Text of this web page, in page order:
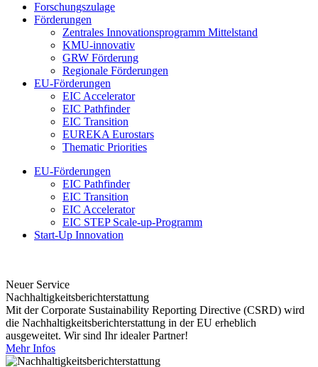
Forschungszulage
Förderungen
Zentrales Innovationsprogramm Mittelstand
KMU-innovativ
GRW Förderung
Regionale Förderungen
EU-Förderungen
EIC Accelerator
EIC Pathfinder
EIC Transition
EUREKA Eurostars
Thematic Priorities
EU-Förderungen
EIC Pathfinder
EIC Transition
EIC Accelerator
EIC STEP Scale-up-Programm
Start-Up Innovation
Neuer Service
Nachhaltigkeitsberichterstattung
Mit der Corporate Sustainability Reporting Directive (CSRD) wird
die Nachhaltigkeitsberichterstattung in der EU erheblich
ausgeweitet. Wir sind Ihr idealer Partner!
Mehr Infos